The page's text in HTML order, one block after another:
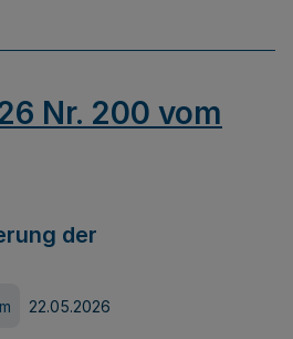
Nr. 200 vom
der
22.05.2026